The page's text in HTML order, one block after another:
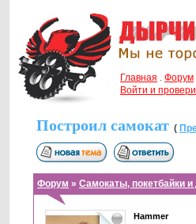
Главная . Форум
Войти и
Построил самокат (
Форум » Самокаты, покетбайки
Hammer